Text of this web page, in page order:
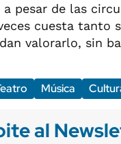
a pesar de las
cuesta tanto
valorarlo, sin
Música
al